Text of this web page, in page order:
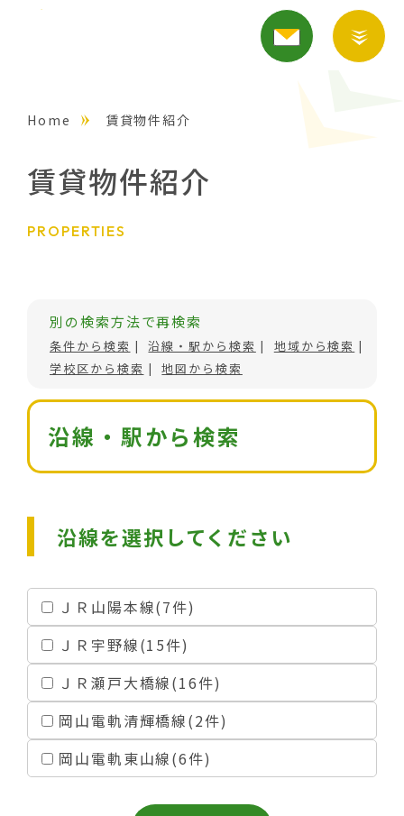
Home 賃貸物件紹介
賃貸物件紹介
PROPERTIES
別の検索方法で再検索
条件から検索 沿線・駅から検索
地域から検索
学校区から検索
地図から検索
沿線・駅から検索
沿線を選択してください
ＪＲ山陽本線(7件)
ＪＲ宇野線(15件)
ＪＲ瀬戸大橋線(16件)
岡山電軌清輝橋線(2件)
岡山電軌東山線(6件)